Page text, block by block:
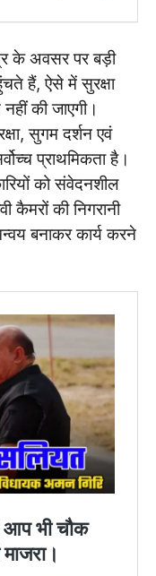
के अवसर पर बड़ी
हैं, ऐसे में सुरक्षा
की जाएगी।
सुगम दर्शन एवं
प्राथमिकता है।
को संवेदनशील
कैमरों की निगरानी
बनाकर कार्य करने